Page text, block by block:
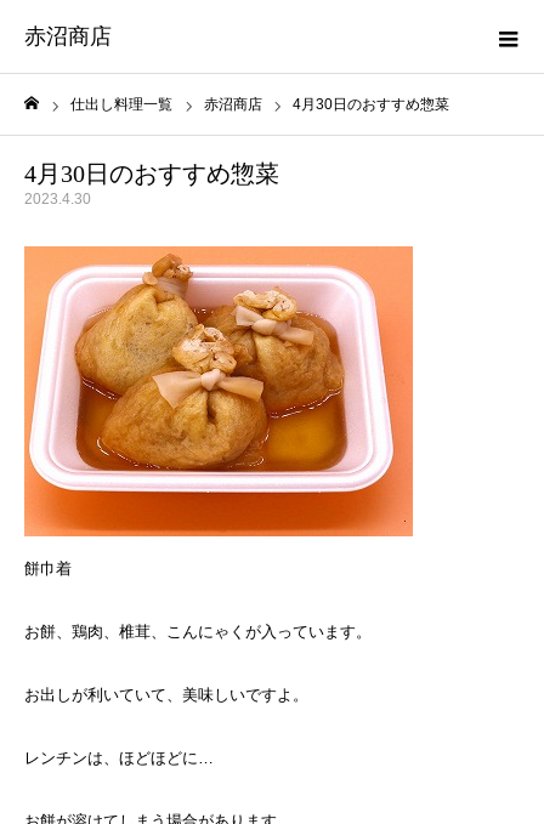
赤沼商店
仕出し料理一覧 赤沼商店 4月30日のおすすめ惣菜
4月30日のおすすめ惣菜
2023.4.30
餅巾着
お餅、鶏肉、椎茸、こんにゃくが入っています。
お出しが利いていて、美味しいですよ。
レンチンは、ほどほどに…